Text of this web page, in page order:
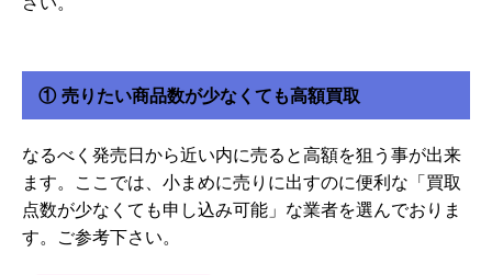
① 売りたい商品数が少なくても高額買取
なるべく発売日から近い内に売ると高額を狙う事が出来
ます。ここでは、小まめに売りに出すのに便利な「買取
点数が少なくても申し込み可能」な業者を選んでおりま
す。ご参考下さい。